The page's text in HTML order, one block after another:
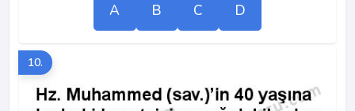
A B C D
10.